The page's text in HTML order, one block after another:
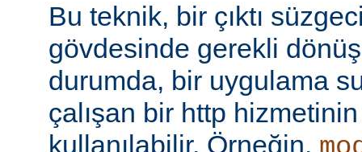
Bu teknik, bir çıktı
gövdesinde gerekli
durumda, bir uygulama
çalışan bir http
kullanılabilir. Örneğin,